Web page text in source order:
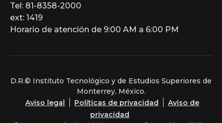
Tel: 81-8358-2000
ext: 1419
Horario de atención de 9:00 AM a 6:00 PM
D.R.© Instituto Tecnológico y de Estudios Superiores de
Monterrey, México.
Aviso legal
Políticas de privacidad
Aviso de
privacidad